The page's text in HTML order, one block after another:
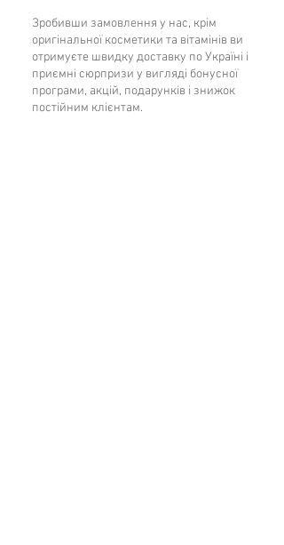
Крім коензиму Q10 сироватка містить
пептид SYN TACKS. Якірний пептид SYN
TACKS реструктуризує шкіру, надає
потужну омолоджуючу дію і надає шкірі
особливу гладкість. Це забезпечується за
Зробивши замовлення у нас, крім
оригінальної косметики та вітамінів ви
отримуєте швидку доставку по Україні і
приємні сюрпризи у вигляді бонусної
програми, акцій, подарунків і знижок
постійним клієнтам.